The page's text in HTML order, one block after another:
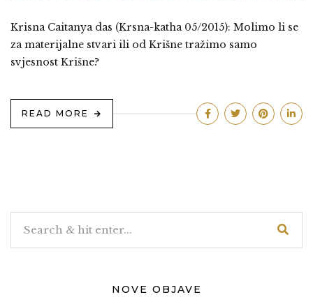
Krisna Caitanya das (Krsna-katha 05/2015): Molimo li se
za materijalne stvari ili od Krišne tražimo samo
svjesnost Krišne?
READ MORE
NOVE OBJAVE